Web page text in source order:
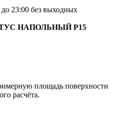
23:00 без выходных
НАПОЛЬНЫЙ P15
площадь поверхности
расчёта.